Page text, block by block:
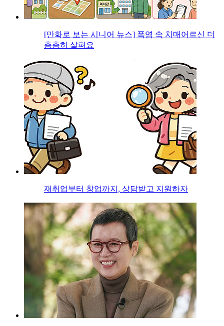
[만화로 보는 시니어 뉴스] 폭염 속 치매어르신 더
촘촘히 살펴요
재취업부터 창업까지, 상담받고 지원하자